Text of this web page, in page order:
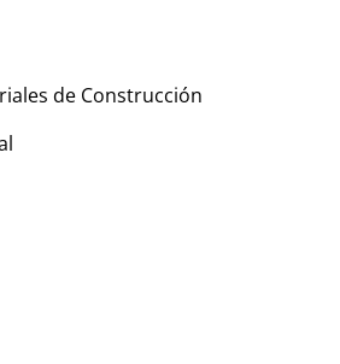
de Construcción